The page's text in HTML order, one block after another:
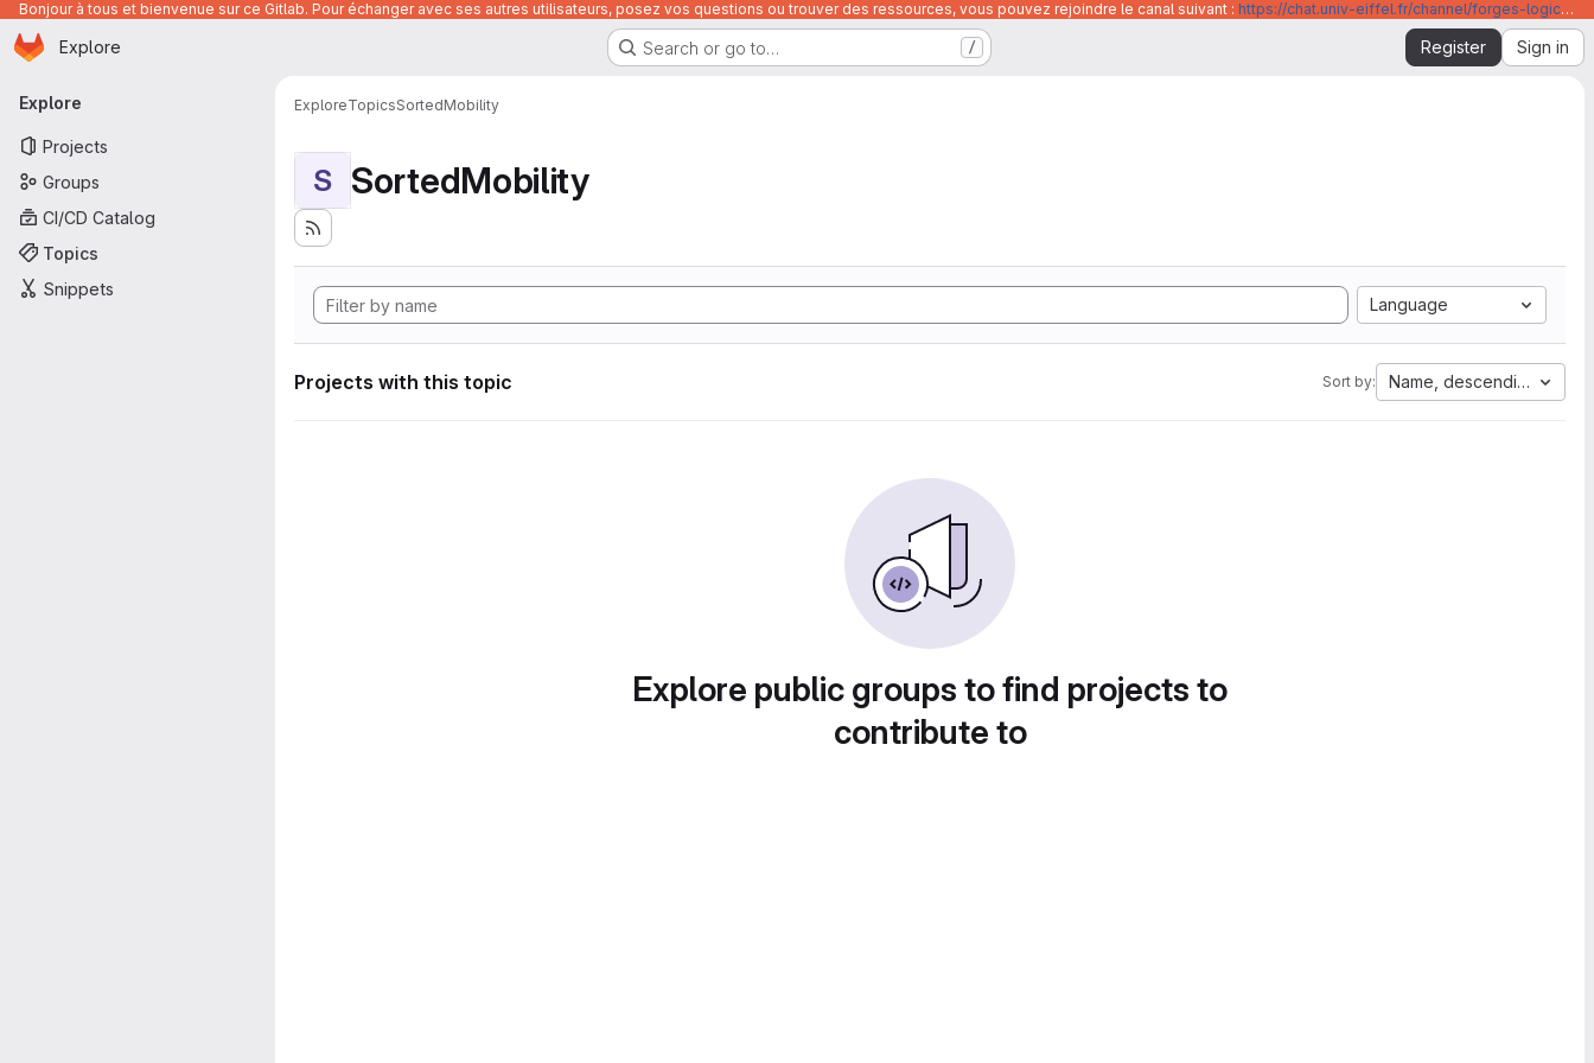
Bonjour à tous et bienvenue sur ce Gitlab. Pour échanger avec ses autres utilisateurs, posez vos questions ou trouver des ressources, vous pouvez rejoindre le canal suivant : https://chat.univ-eiffel.fr/channel/forges-logicielles-github-et-gitlab-universite-gustave-eiffel
Skip to main content
Homepage
Explore Search or go to… / Register Sign in
Primary navigation
Explore
Projects
Groups
CI/CD Catalog
Topics
Snippets
ExploreTopicsSortedMobility
S SortedMobility
Language
Projects with this topic Sort by: Name, descending
Explore public groups to find projects to
contribute to